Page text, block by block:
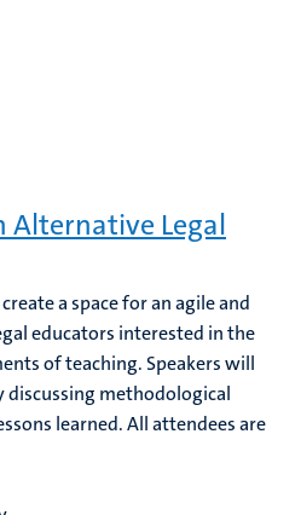
Alternative Legal
a space for an agile and
educators interested in the
of teaching. Speakers will
discussing methodological
learned. All attendees are